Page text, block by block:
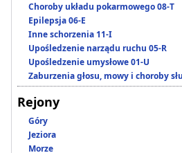
Choroby układu pokarmowego 08-T
Epilepsja 06-E
Inne schorzenia 11-I
Upośledzenie narządu ruchu 05-R
Upośledzenie umysłowe 01-U
Zaburzenia głosu, mowy i choroby
Rejony
Góry
Jeziora
Morze